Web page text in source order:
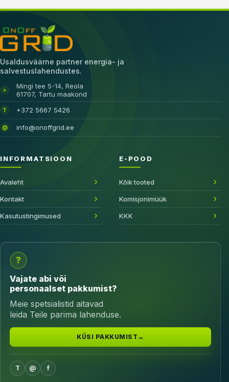
Usaldusväärne partner energia- ja
salvestuslahendustes.
⌖
Mingi tee 5-14, Reola
61707, Tartu maakond
T +372 5667 5426
@ info@onoffgrid.ee
INFORMATSIOON
Avaleht
Kontakt
Kasutustingimused
E-POOD
Kõik tooted
Komisjonimüük
KKK
?
Vajate abi või
personaalset pakkumist?
Meie spetsialistid aitavad
leida Teile parima lahenduse.
KÜSI PAKKUMIST →
T @ f